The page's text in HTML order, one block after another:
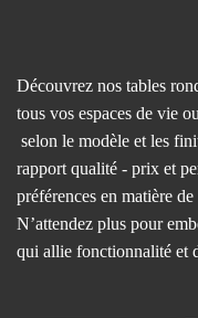
Découvrez nos tables
tous vos espaces de vie
selon le modèle et les
rapport qualité - prix et
préférences en matière
N’attendez plus pour
qui allie fonctionnalité et